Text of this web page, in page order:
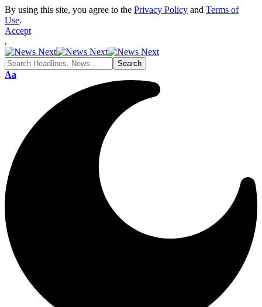
By using this site, you agree to the Privacy Policy and Terms of
Use.
Accept
,
Font
Aa